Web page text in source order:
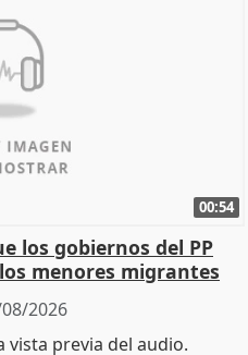
00:54
los gobiernos del PP
menores migrantes
2026